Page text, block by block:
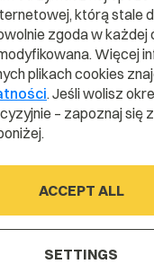
D E F G
M N O P
V W X
/Chmura i wirtualizacja/
którą stale
zgoda w każdej
Więcej
plikach cookies
. Jeśli wolisz
– zapoznaj się
ACCEPT ALL
SETTINGS